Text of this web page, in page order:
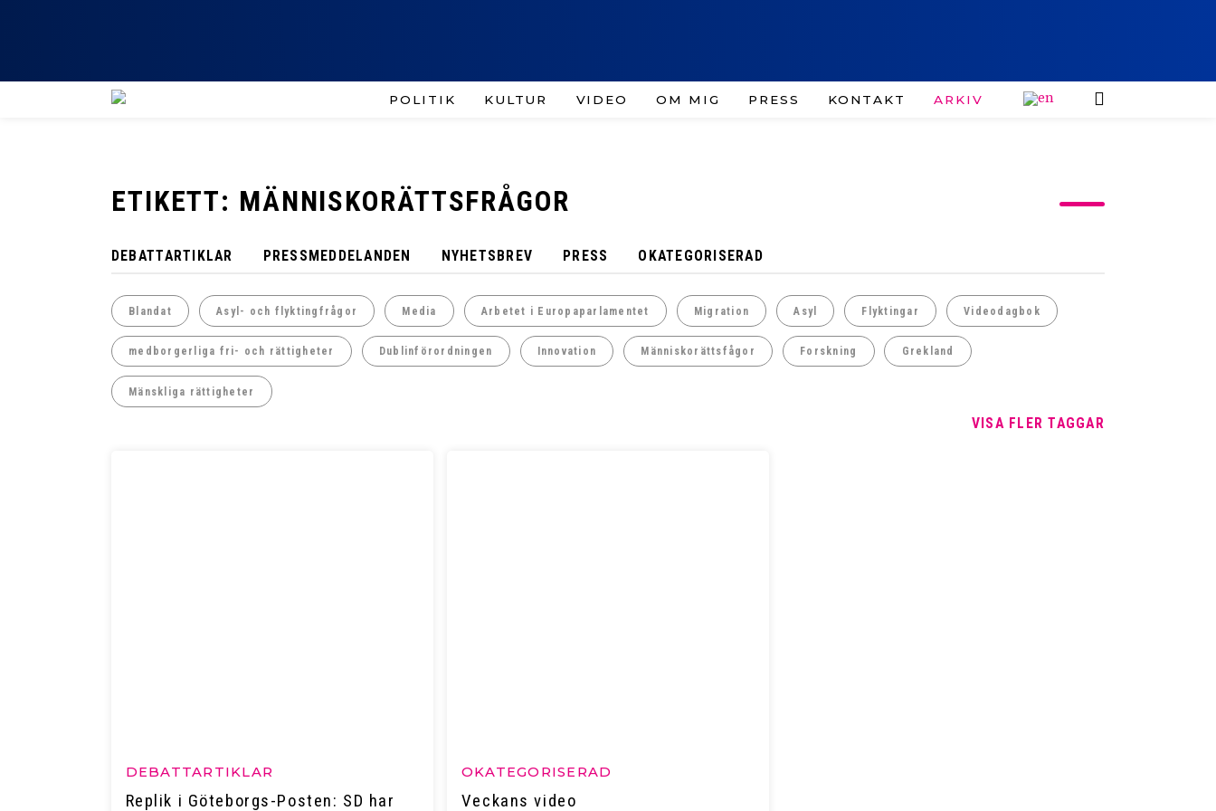
POLITIK KULTUR VIDEO OM MIG PRESS KONTAKT ARKIV
ETIKETT: MÄNNISKORÄTTSFRÅGOR
DEBATTARTIKLAR PRESSMEDDELANDEN NYHETSBREV PRESS OKATEGORISERAD
Blandat Asyl- och flyktingfrågor Media Arbetet i Europaparlamentet Migration Asyl Flyktingar Videodagbok
medborgerliga fri- och rättigheter Dublinförordningen Innovation Människorättsfågor Forskning Grekland
Mänskliga rättigheter
VISA FLER TAGGAR
DEBATTARTIKLAR
Replik i Göteborgs-Posten: SD har
OKATEGORISERAD
Veckans video